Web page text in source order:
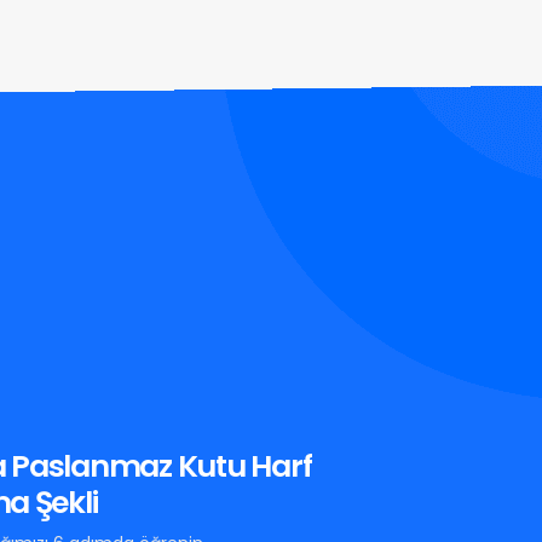
Paslanmaz Kutu Harf
Şekli